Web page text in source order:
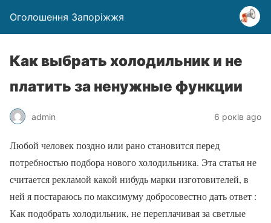
Оголошення Запоріжжя
Как выбрать холодильник и не
платить за ненужные функции
admin 6 років ago
Любой человек поздно или рано становится перед
потребностью подбора нового холодильника. Эта статья не
считается рекламой какой нибудь марки изготовителей, в
ней я постараюсь по максимуму добросовестно дать ответ :
Как подобрать холодильник, не переплачивая за светлые